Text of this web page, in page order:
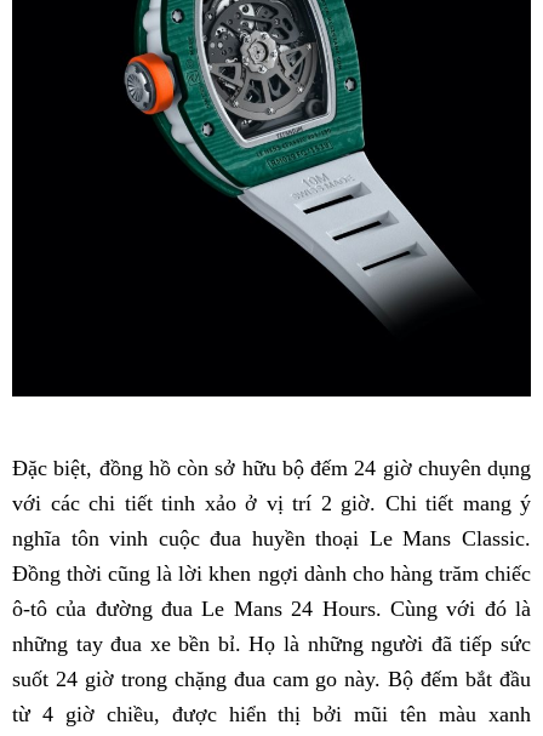
Đặc biệt, đồng hồ còn sở hữu bộ đếm 24 giờ chuyên dụng
với các chi tiết tinh xảo ở vị trí 2 giờ. Chi tiết mang ý
nghĩa tôn vinh cuộc đua huyền thoại Le Mans Classic.
Đồng thời cũng là lời khen ngợi dành cho hàng trăm chiếc
ô-tô của đường đua Le Mans 24 Hours. Cùng với đó là
những tay đua xe bền bỉ. Họ là những người đã tiếp sức
suốt 24 giờ trong chặng đua cam go này. Bộ đếm bắt đầu
từ 4 giờ chiều, được hiển thị bởi mũi tên màu xanh